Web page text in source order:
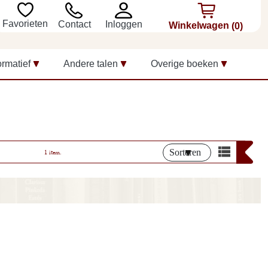
Favorieten Contact Inloggen Winkelwagen (0)
Andere talen Overige boeken
1 item. Sorteren